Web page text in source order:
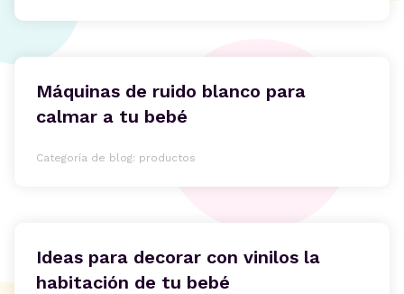
Máquinas de ruido blanco para
calmar a tu bebé
Categoría de blog: productos
Ideas para decorar con vinilos la
habitación de tu bebé